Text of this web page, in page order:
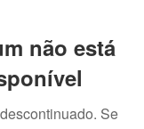
não está
Se